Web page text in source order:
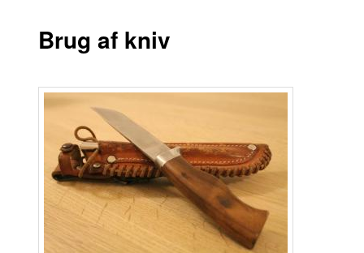
Brug af kniv